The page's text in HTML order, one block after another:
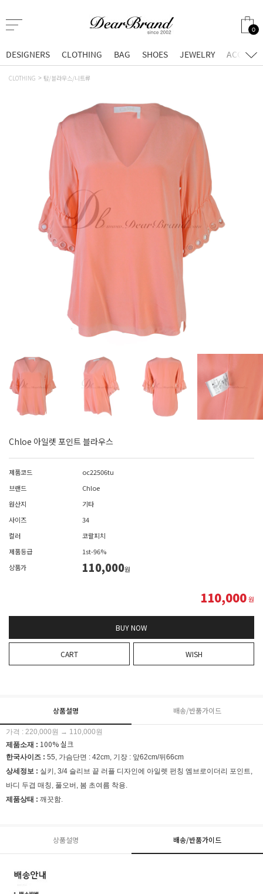
0
DESIGNERS CLOTHING BAG SHOES JEWELRY
CLOTHING 탑/블라우스/니트류
Chloe 아일렛 포인트 블라우스
제품코드
oc22506tu
브랜드
Chloe
원산지
기타
사이즈
34
컬러
코랄피치
제품등급
1st-96%
상품가
110,000원
110,000원
BUY NOW
CART WISH
상품설명 배송/반품가이드
가격 : 220,000원 → 110,000원
제품소재 : 100% 실크
한국사이즈 : 55, 가슴단면 : 42cm, 기장 : 앞62cm/뒤66cm
상세정보 : 실키, 3/4 슬리브 끝 러플 디자인에 아일렛 펀칭 엠브로이더리 포인트,
바디 두겹 매칭, 풀오버, 봄 초여름 착용.
제품상태 : 깨끗함.
상품설명 배송/반품가이드